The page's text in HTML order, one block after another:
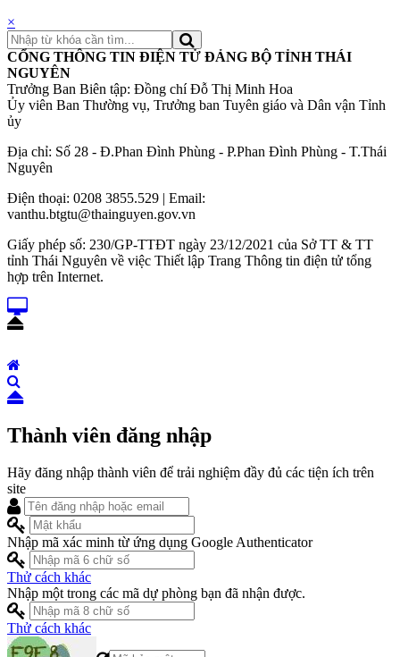
×
CỔNG THÔNG TIN ĐIỆN TỬ ĐẢNG BỘ TỈNH THÁI
NGUYÊN
Trưởng Ban Biên tập: Đồng chí Đỗ Thị Minh Hoa
Ủy viên Ban Thường vụ, Trưởng ban Tuyên giáo và Dân vận Tỉnh
ủy
Địa chỉ: Số 28 - Đ.Phan Đình Phùng - P.Phan Đình Phùng - T.Thái
Nguyên
Điện thoại: 0208 3855.529 | Email:
vanthu.btgtu@thainguyen.gov.vn
Giấy phép số: 230/GP-TTĐT ngày 23/12/2021 của Sở TT & TT
tỉnh Thái Nguyên về việc Thiết lập Trang Thông tin điện tử tổng
hợp trên Internet.
Thành viên đăng nhập
Hãy đăng nhập thành viên để trải nghiệm đầy đủ các tiện ích trên
site
Nhập mã xác minh từ ứng dụng Google Authenticator
Thử cách khác
Nhập một trong các mã dự phòng bạn đã nhận được.
Thử cách khác